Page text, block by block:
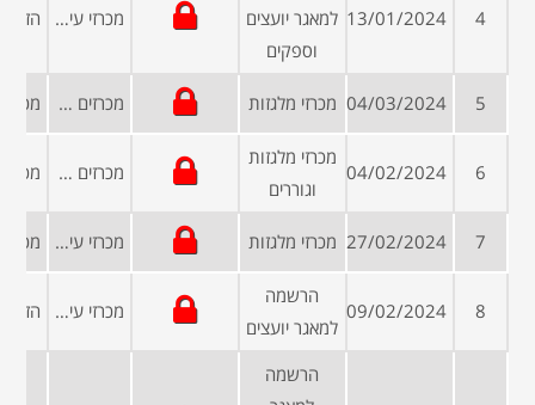
4
13/01/2024 למאגר יועצים
וספקים
מכרזי עיריות ומועצות
5
04/03/2024 מכרזי מלגזות מכרזים ממשלתיים
6
04/02/2024
מכרזי מלגזות
וגוררים
מכרזים פומביים
7
27/02/2024 מכרזי מלגזות מכרזי עיריות ומועצות
8
09/02/2024
הרשמה
למאגר יועצים
מכרזי עיריות ומועצות
הרשמה